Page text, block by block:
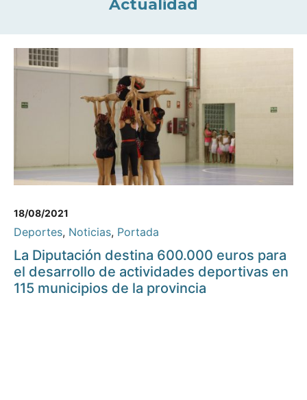
Actualidad
18/08/2021
Deportes, Noticias, Portada
La Diputación destina 600.000 euros para
el desarrollo de actividades deportivas en
115 municipios de la provincia